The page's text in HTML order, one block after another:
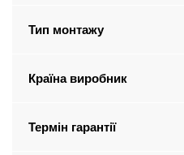
Тип монтажу
Країна виробник
Термін гарантії